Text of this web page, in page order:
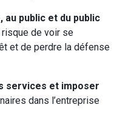
public et du public
de voir se
et de perdre la défense
services et imposer
dans l’entreprise